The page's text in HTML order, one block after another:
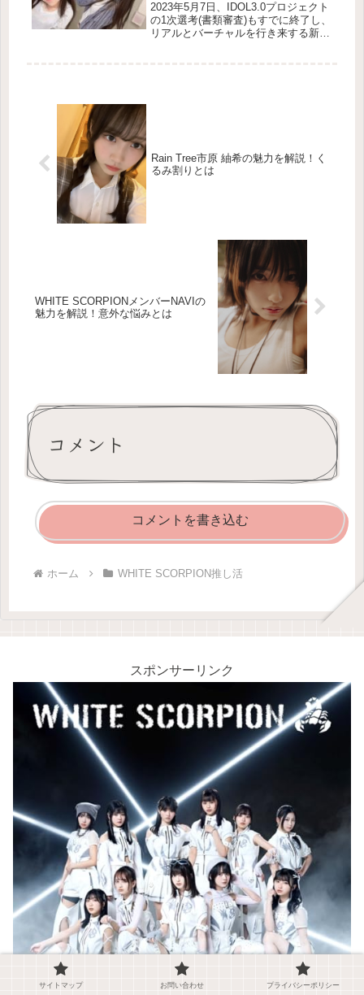
2023年5月7日、IDOL3.0プロジェクト
の1次選考(書類審査)もすでに終了し、
リアルとバーチャルを行き来する新し
Rain Tree市原 紬希の魅力を解説！く
るみ割りとは
WHITE SCORPIONメンバーNAVIの
魅力を解説！意外な悩みとは
コメント
コメントを書き込む
ホーム WHITE SCORPION推し活
スポンサーリンク
サイトマップ お問い合わせ プライバシーポリシー